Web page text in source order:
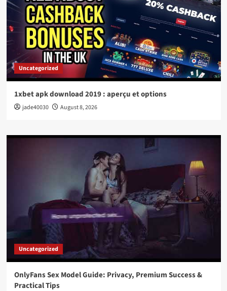
Uncategorized
1xbet apk download 2019 : aperçu et options
jade40030 August 8, 2026
Uncategorized
OnlyFans Sex Model Guide: Privacy, Premium Success &
Practical Tips